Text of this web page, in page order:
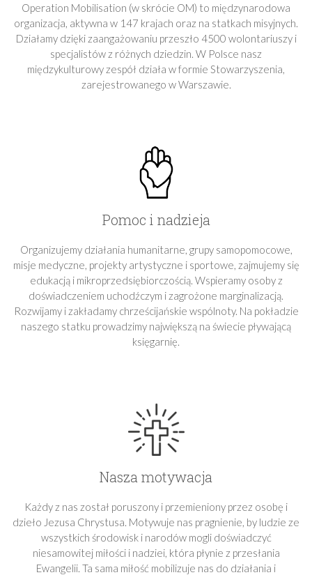
Operation Mobilisation (w skrócie OM) to międzynarodowa
organizacja, aktywna w 147 krajach oraz na statkach misyjnych.
Działamy dzięki zaangażowaniu przeszło 4500 wolontariuszy i
specjalistów z różnych dziedzin. W Polsce nasz
międzykulturowy zespół działa w formie Stowarzyszenia,
zarejestrowanego w Warszawie.
Pomoc i nadzieja
Organizujemy działania humanitarne, grupy samopomocowe,
misje medyczne, projekty artystyczne i sportowe, zajmujemy się
edukacją i mikroprzedsiębiorczością. Wspieramy osoby z
doświadczeniem uchodźczym i zagrożone marginalizacją.
Rozwijamy i zakładamy chrześcijańskie wspólnoty. Na pokładzie
naszego statku prowadzimy największą na świecie pływającą
księgarnię.
Nasza motywacja
Każdy z nas został poruszony i przemieniony przez osobę i
dzieło Jezusa Chrystusa. Motywuje nas pragnienie, by ludzie ze
wszystkich środowisk i narodów mogli doświadczyć
niesamowitej miłości i nadziei, która płynie z przesłania
Ewangelii. Ta sama miłość mobilizuje nas do działania i